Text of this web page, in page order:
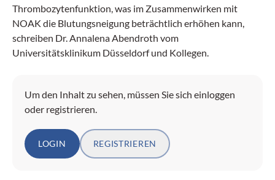
Thrombozytenfunktion, was im Zusammenwirken mit
NOAK die Blutungsneigung beträchtlich erhöhen kann,
schreiben Dr. Annalena Abendroth vom
Universitätsklinikum Düsseldorf und Kollegen.
Um den Inhalt zu sehen, müssen Sie sich einloggen
oder registrieren.
LOGIN REGISTRIEREN